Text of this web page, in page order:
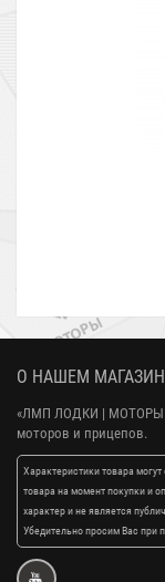
О НАШЕМ
«ЛМП ЛОДКИ | МОТОРЫ
моторов и прицепов.
Характеристики товара
товара на момент покупки и
характер и не является
Убедительно просим Вас при